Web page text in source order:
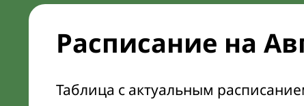
Расписание на
Таблица с актуальным